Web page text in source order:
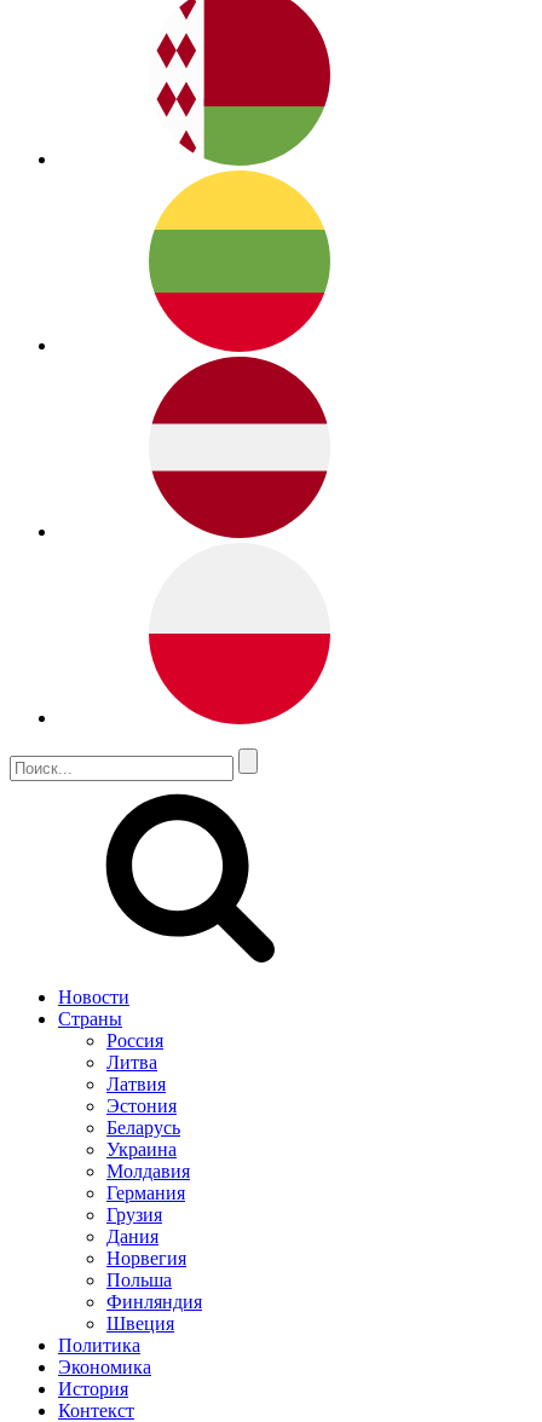
Новости
Страны
Россия
Литва
Латвия
Эстония
Беларусь
Украина
Молдавия
Германия
Грузия
Дания
Норвегия
Польша
Финляндия
Швеция
Политика
Экономика
История
Контекст